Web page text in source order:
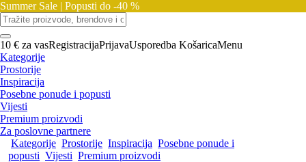
Summer Sale | Popusti do -40 %
10 € za vasRegistracijaPrijavaUsporedba KošaricaMenu
Kategorije
Prostorije
Inspiracija
Posebne ponude i popusti
Vijesti
Premium proizvodi
Za poslovne partnere
Kategorije Prostorije Inspiracija Posebne ponude i
popusti Vijesti Premium proizvodi